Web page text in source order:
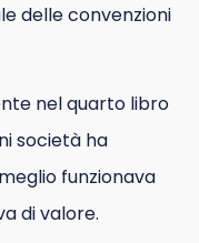
delle convenzioni
nel quarto libro
società ha
funzionava
di valore.